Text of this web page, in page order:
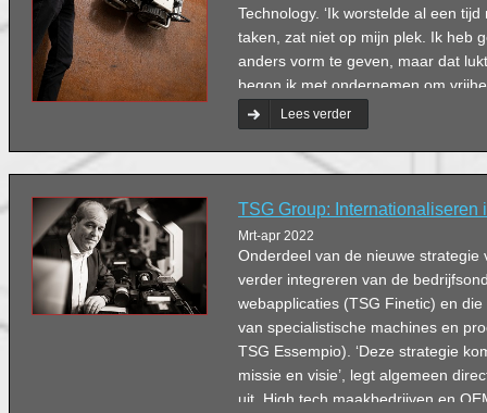
Technology. ‘Ik worstelde al een
taken, zat niet op mijn plek. Ik heb
anders vorm te geven, maar dat
begon ik met ondernemen om
ik die hier in loondienst bij Nobleo
Lees verder
TSG Group: Internationaliseren
Mrt-apr 2022
Onderdeel van de nieuwe strategie
verder integreren van de
webapplicaties (TSG Finetic) en
van specialistische machines en
TSG Essempio). ‘Deze strategie
missie en visie’, legt algemeen
uit. High tech maakbedrijven en